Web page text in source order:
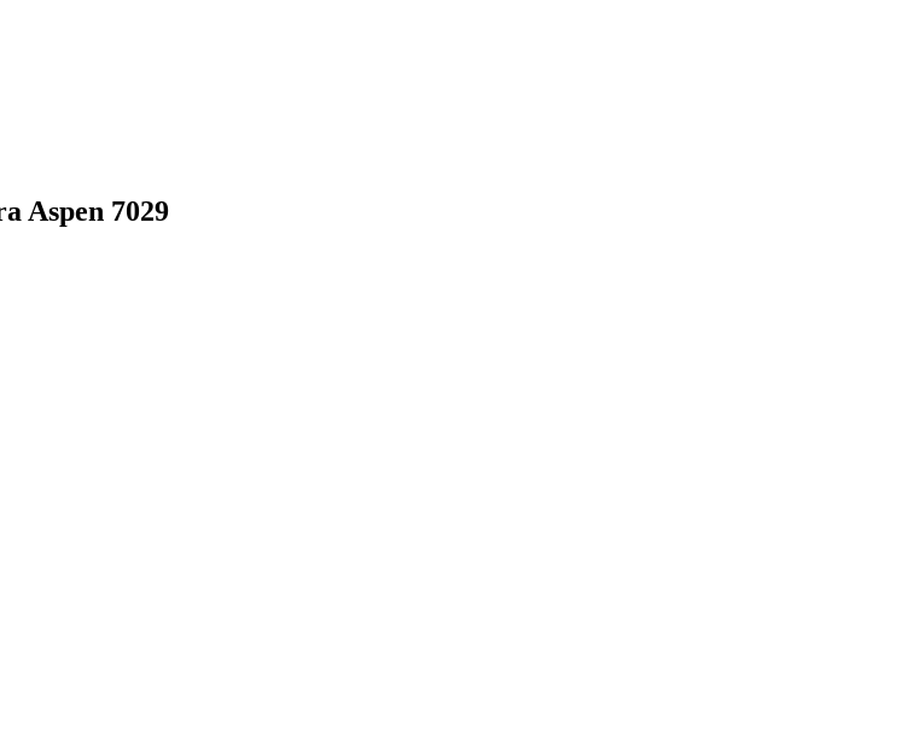
Aspen 7029